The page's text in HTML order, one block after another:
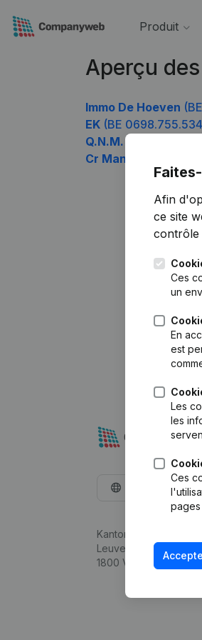
Produit
Aperçu
Immo De Hoeven
EK (BE
Q.N.M. CONSULTING
Cr Management &
Afin
ce site
contrôle
Ces
un
En
est
Les
les
Ces
Français
Kantorenpark Everest
Leuvensesteenweg
1800 Vilvoorde